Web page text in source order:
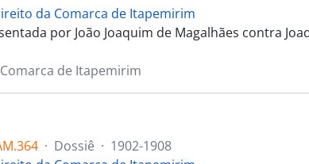
da Comarca de Itapemirim
por João Joaquim de Magalhães contra
de Itapemirim
· Dossiê · 1902-1908